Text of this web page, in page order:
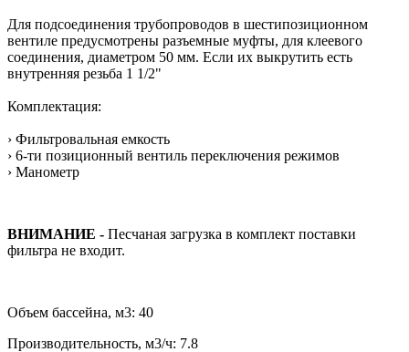
Для подсоединения трубопроводов в шестипозиционном
вентиле предусмотрены разъемные муфты, для клеевого
соединения, диаметром 50 мм. Если их выкрутить есть
внутренняя резьба 1 1/2"
Комплектация:
› Фильтровальная емкость
› 6-ти позиционный вентиль переключения режимов
› Манометр
ВНИМАНИЕ - Песчаная загрузка в комплект поставки
фильтра не входит.
Объем бассейна, м3: 40
Производительность, м3/ч: 7.8